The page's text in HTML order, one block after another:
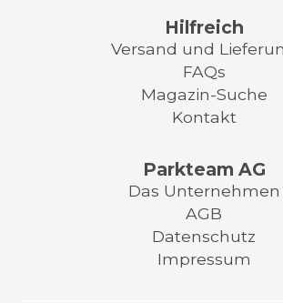
Hilfreich
Versand und
FAQs
Magazin-Suche
Kontakt
Parkteam AG
Das Unternehmen
AGB
Datenschutz
Impressum